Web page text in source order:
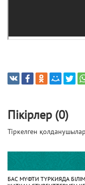
Пікірлер (0)
Тіркелген
БАС МҮФТИ ТҮРКИЯДА